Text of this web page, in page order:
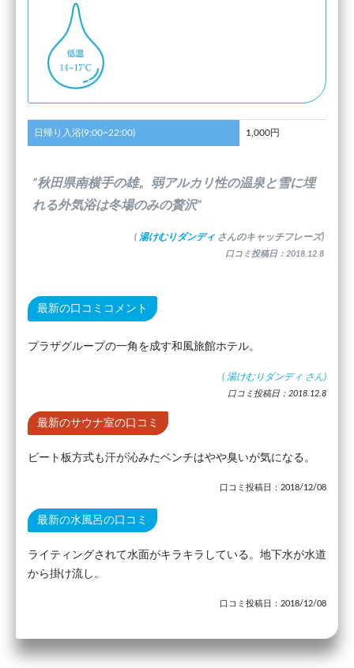
日帰り入浴(9:00~22:00) 1,000円
”秋田県南横手の雄。弱アルカリ性の温泉と雪に埋
れる外気浴は冬場のみの贅沢”
( 湯けむりダンディ さんのキャッチフレーズ)
口コミ投稿日：2018.12.8
最新の口コミコメント
プラザグループの一角を成す和風旅館ホテル。
( 湯けむりダンディ さん)
口コミ投稿日：2018.12.8
最新のサウナ室の口コミ
ビート板方式も汗が沁みたベンチはやや臭いが気になる。
口コミ投稿日：2018/12/08
最新の水風呂の口コミ
ライティングされて水面がキラキラしている。地下水が水道
から掛け流し。
口コミ投稿日：2018/12/08